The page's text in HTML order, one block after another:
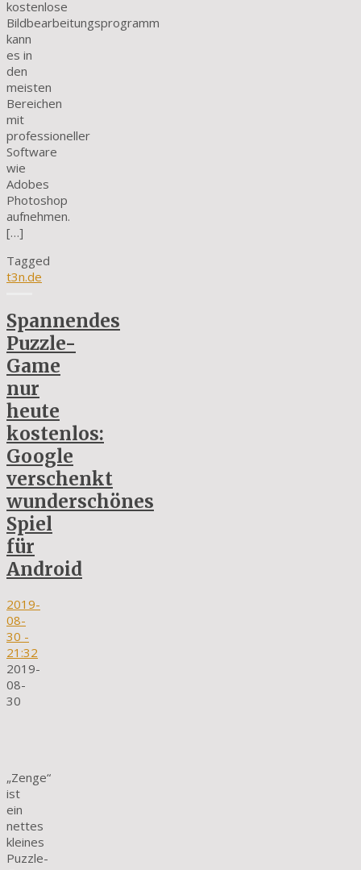
kostenlose
Bildbearbeitungsprogramm
kann
es in
den
meisten
Bereichen
mit
professioneller
Software
wie
Adobes
Photoshop
aufnehmen.
[…]
Tagged
t3n.de
Spannendes
Puzzle-
Game
nur
heute
kostenlos:
Google
verschenkt
wunderschönes
Spiel
für
Android
2019-
08-
30 -
21:32
2019-
08-
30
„Zenge“
ist
ein
nettes
kleines
Puzzle-